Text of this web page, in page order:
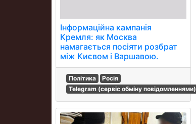
Інформаційна кампанія
Кремля: як Москва
намагається посіяти розбрат
між Києвом і Варшавою.
Політика
Росія
Telegram (сервіс обміну повідомленнями)